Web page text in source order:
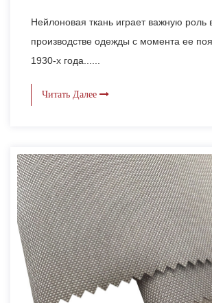
Нейлоновая ткань играет важную роль
производстве одежды с момента ее
1930-х года......
Читать Далее